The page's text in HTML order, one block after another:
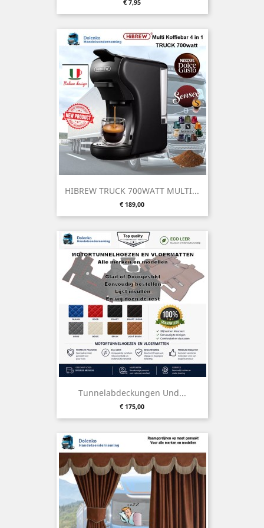
€ 7,95
HIBREW TRUCK 700WATT MULTI...
Preis
€ 189,00
Tunnelabdeckungen Und...
Preis
€ 175,00